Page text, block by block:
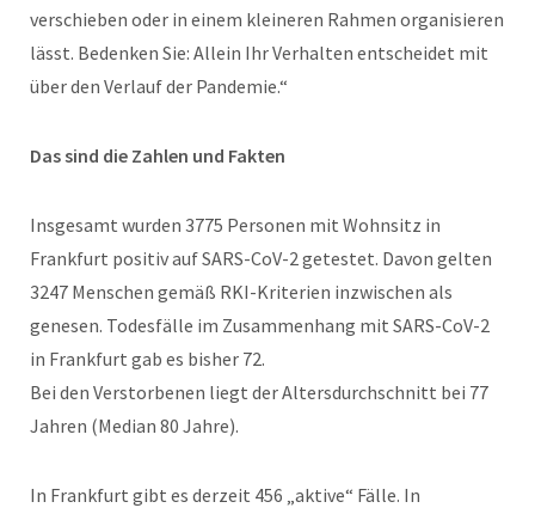
verschieben oder in einem kleineren Rahmen organisieren
lässt. Bedenken Sie: Allein Ihr Verhalten entscheidet mit
über den Verlauf der Pandemie.“
Das sind die Zahlen und Fakten
Insgesamt wurden 3775 Personen mit Wohnsitz in
Frankfurt positiv auf SARS-CoV-2 getestet. Davon gelten
3247 Menschen gemäß RKI-Kriterien inzwischen als
genesen. Todesfälle im Zusammenhang mit SARS-CoV-2
in Frankfurt gab es bisher 72.
Bei den Verstorbenen liegt der Altersdurchschnitt bei 77
Jahren (Median 80 Jahre).
In Frankfurt gibt es derzeit 456 „aktive“ Fälle. In